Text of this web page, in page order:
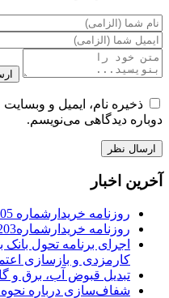
ذخیره نام، ایمیل و
دوباره دیدگاهی می‌نویسم.
آخرین اخبار
روزنامه خریدارشماره 2205
روزنامه خریدارشماره2203
اجرای برنامه تحول بانک
کارمزدی و بازسازی
تبدیل قبوض آب، برق و
شفاف‌سازی درباره نحوه